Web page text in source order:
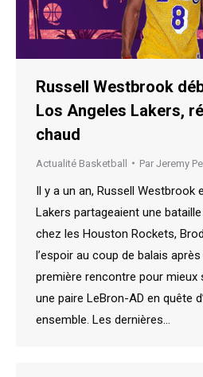
Russell Westbrook
Los Angeles Lakers,
chaud
Actualité Basketball Par Jeremy
Il y a un an, Russell Westbrook
Lakers partageaient une
chez les Houston Rockets,
l’espoir au coup de balais
première rencontre pour mieux
une paire LeBron-AD en quête
ensemble. Les dernières…